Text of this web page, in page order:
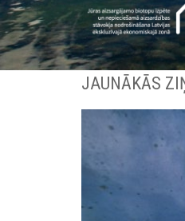
JAUNĀKĀS